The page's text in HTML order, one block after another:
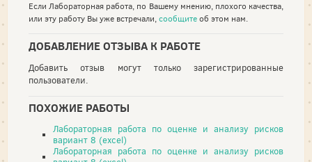
Если Лабораторная работа, по Вашему мнению, плохого качества,
или эту работу Вы уже встречали,сообщитеоб этом нам.
ДОБАВЛЕНИЕ ОТЗЫВА К РАБОТЕ
Добавить отзыв могут только зарегистрированные
пользователи.
ПОХОЖИЕ РАБОТЫ
Лабораторная работа по оценке и анализу рисков
вариант 8 (excel)
Лабораторная работа по оценке и анализу рисков